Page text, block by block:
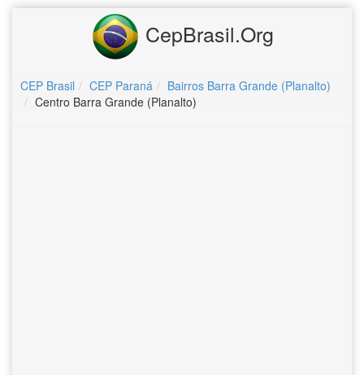
CepBrasil.Org
CEP Brasil CEP Paraná
Bairros Barra Grande (Planalto)
Centro Barra Grande (Planalto)